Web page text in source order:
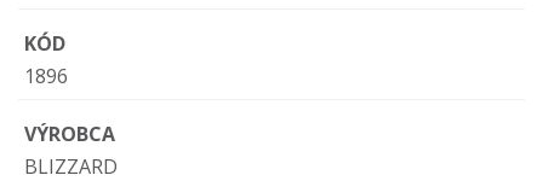
KÓD
1896
VÝROBCA
BLIZZARD